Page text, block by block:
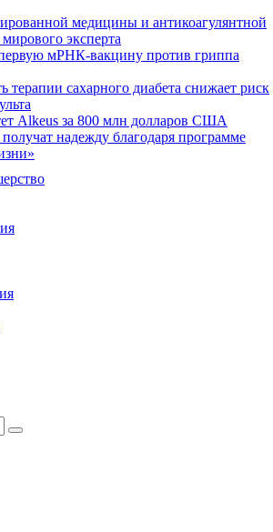
медицины и антикоагулянтной
эксперта
мРНК‑вакцину против гриппа
терапии сахарного диабета снижает риск
Alkeus за 800 млн долларов США
надежду благодаря программе